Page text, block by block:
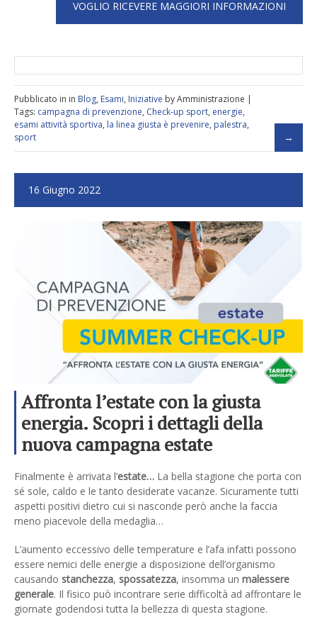
Pubblicato in in Blog, Esami, Iniziative by Amministrazione |
Tags: campagna di prevenzione, Check-up sport, energie,
esami attività sportiva, la linea giusta è prevenire, palestra,
sport
16 Giugno 2022
Affronta l’estate con la giusta
energia. Scopri i dettagli della
nuova campagna estate
Finalmente è arrivata l’estate… La bella stagione che porta con
sé sole, caldo e le tanto desiderate vacanze. Sicuramente tutti
aspetti positivi dietro cui si nasconde però anche la faccia
meno piacevole della medaglia…
L’aumento eccessivo delle temperature e l’afa infatti possono
essere nemici delle energie a disposizione dell’organismo
causando stanchezza, spossatezza, insomma un malessere
generale. Il fisico può incontrare serie difficoltà ad affrontare le
giornate godendosi tutta la bellezza di questa stagione.